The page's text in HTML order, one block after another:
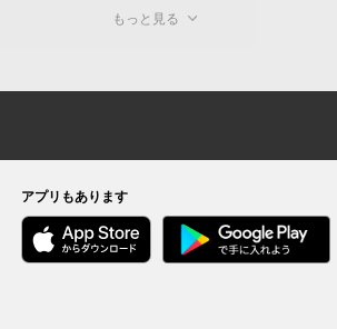
もっと見る
アプリもあります